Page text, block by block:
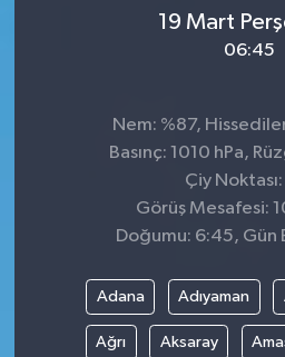
19 Mart
06:45
Nem: %87,
Basınç: 1010 hPa,
Çiy Noktası:
Görüş Mesafesi:
Doğumu: 6:45, Gün
Adana Adıyaman
Ağrı Aksaray